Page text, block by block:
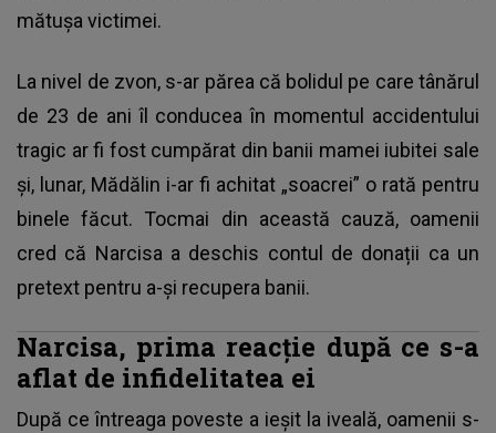
mătușa victimei.
La nivel de zvon, s-ar părea că bolidul pe care tânărul
de 23 de ani îl conducea în momentul accidentului
tragic ar fi fost cumpărat din banii mamei iubitei sale
și, lunar, Mădălin i-ar fi achitat „soacrei” o rată pentru
binele făcut. Tocmai din această cauză, oamenii
cred că Narcisa a deschis contul de donații ca un
pretext pentru a-și recupera banii.
Narcisa, prima reacție după ce s-a
aflat de infidelitatea ei
După ce întreaga poveste a ieșit la iveală, oamenii s-